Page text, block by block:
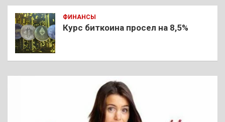
ФИНАНСЫ
Курс биткоина просел на 8,5%